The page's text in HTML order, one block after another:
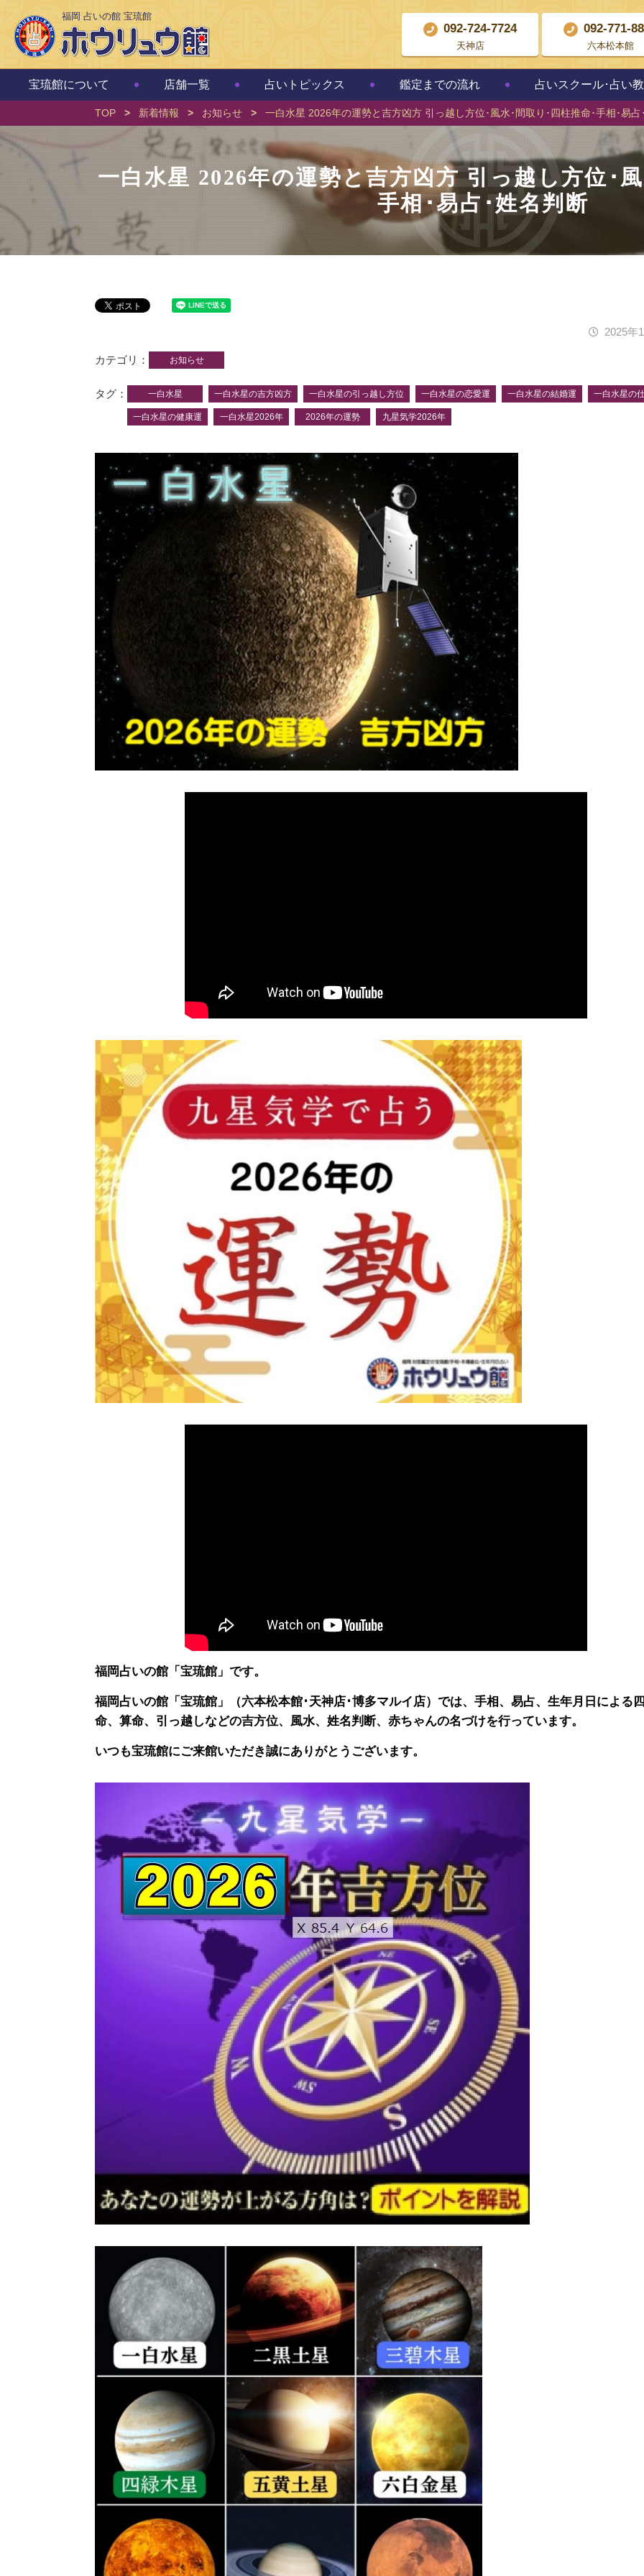
福岡 占いの館 宝琉館
092-724-7724
天神店
092-771-
六本松本館
宝琉館について 店舗一覧 占いトピックス 鑑定までの流れ 占いスクール･占い
TOP > 新着情報 > お知らせ > 一白水星 2026年の運勢と吉方凶方 引っ越し方位･風水･間取り･四柱推命･手相･易占
一白水星 2026年の運勢と吉方凶方 引っ越し方位･
手相･易占･姓名判断
2025年
カテゴリ お知らせ
タグ 一白水星 一白水星の吉方凶方 一白水星の引っ越し方位 一白水星の恋愛運 一白水星の結婚運 一白水星の
一白水星の健康運 一白水星2026年 2026年の運勢 九星気学2026年
福岡占いの館「宝琉館」です。
福岡占いの館「宝琉館」（六本松本館･天神店･博多マルイ店）では、手相、易占、生年月日による
命、算命、引っ越しなどの吉方位、風水、姓名判断、赤ちゃんの名づけを行っています。
いつも宝琉館にご来館いただき誠にありがとうございます。